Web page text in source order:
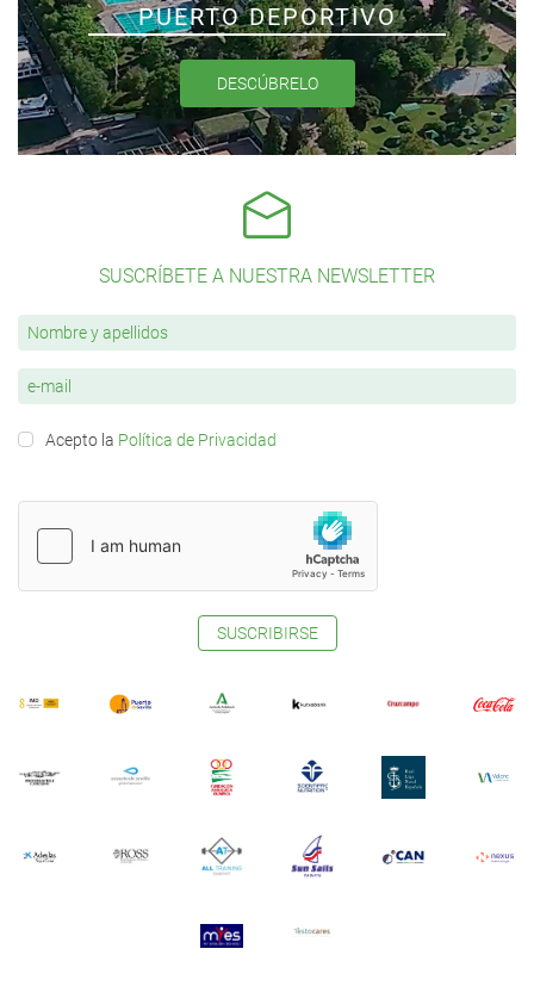
PUERTO DEPORTIVO
DESCÚBRELO
SUSCRÍBETE A NUESTRA NEWSLETTER
Acepto la Política de Privacidad
SUSCRIBIRSE